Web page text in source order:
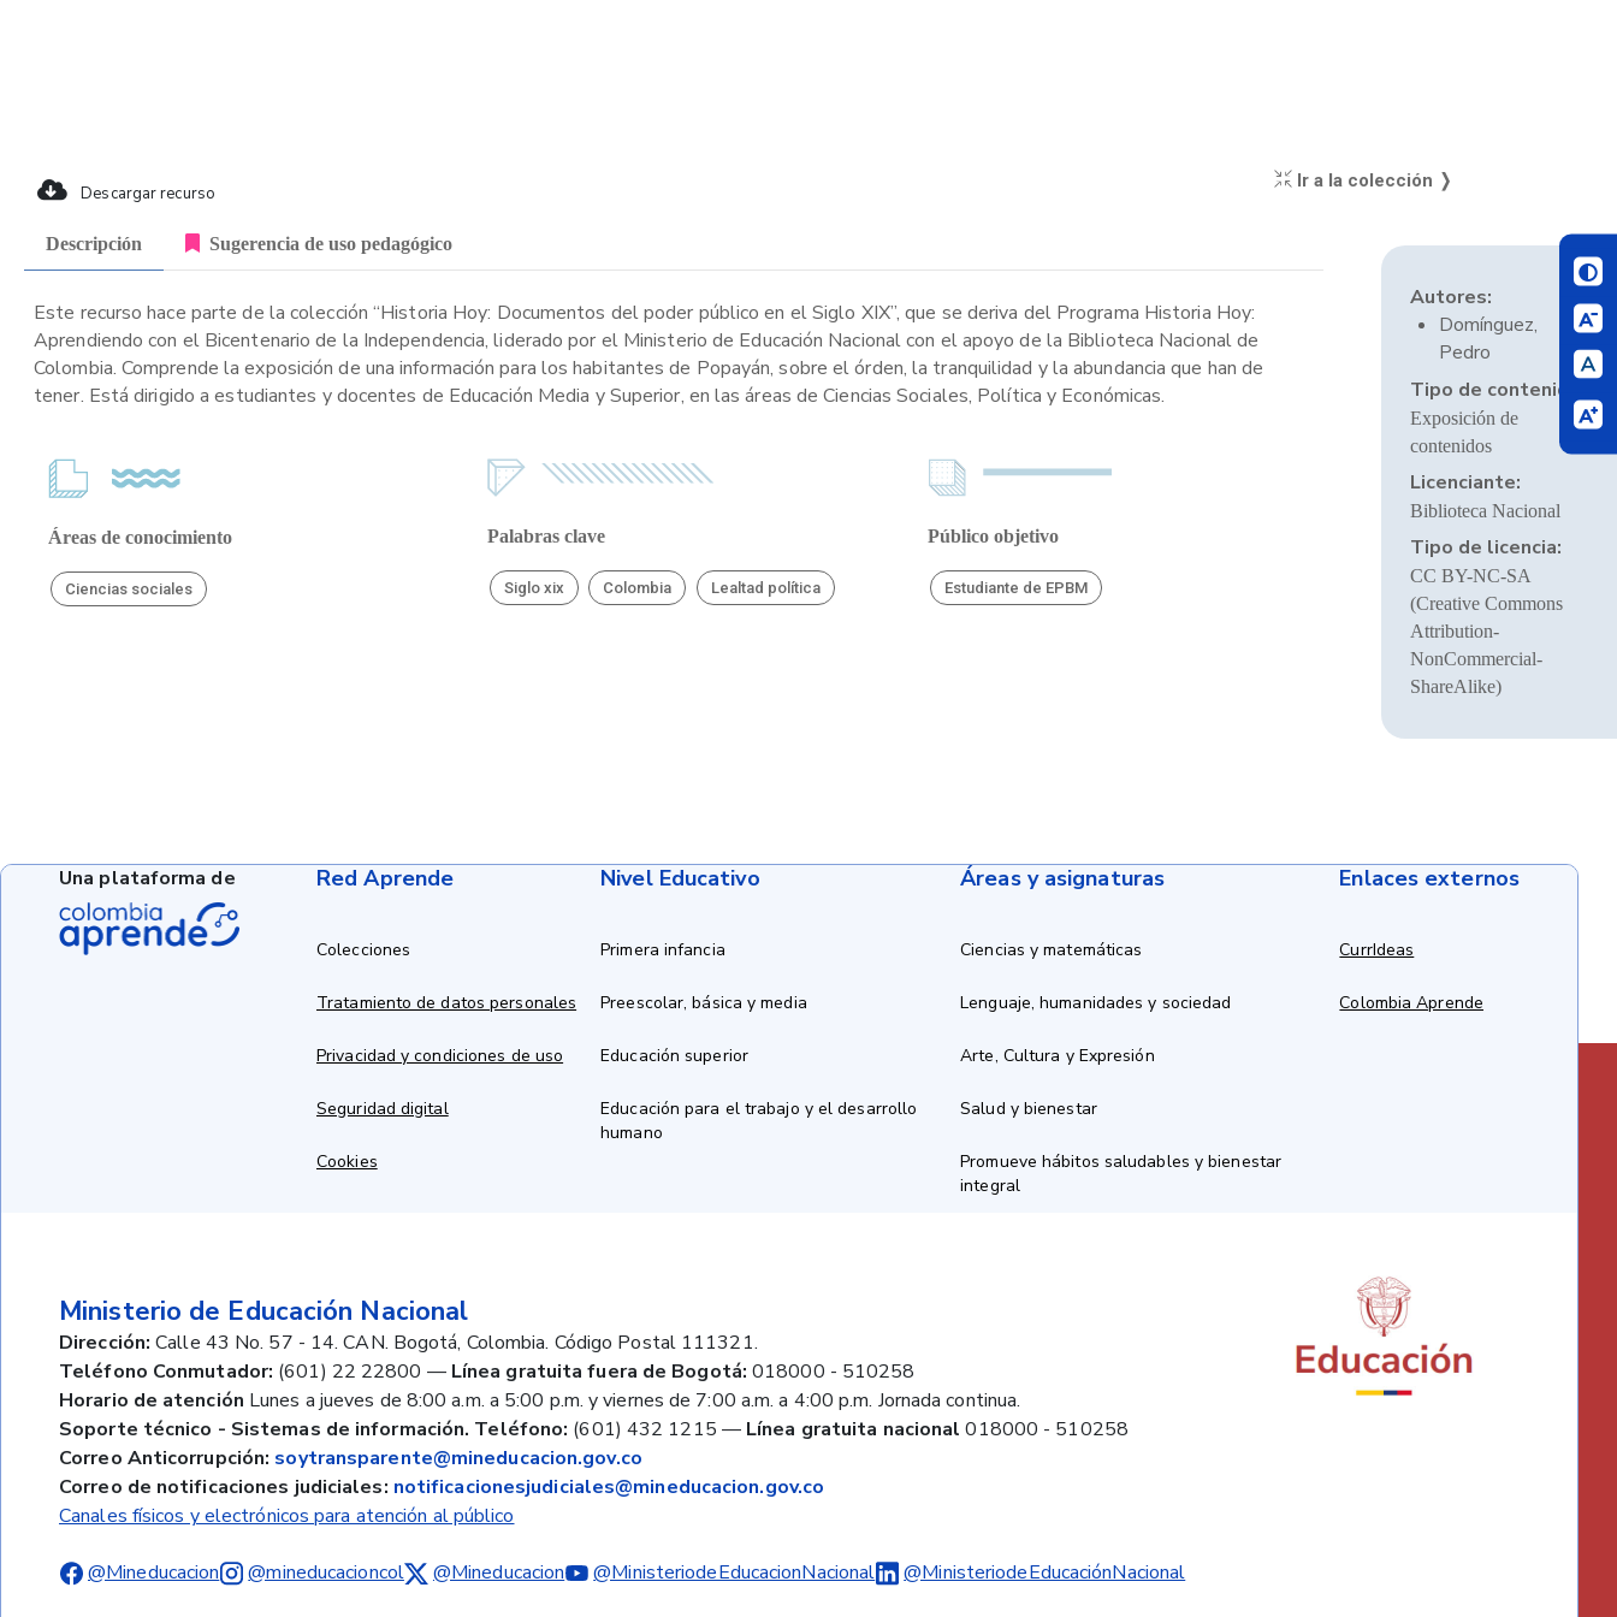
Descargar recurso
Ir a la colección ❭
Descripción Sugerencia de uso pedagógico
Este recurso hace parte de la colección “Historia Hoy: Documentos del poder público en el Siglo XIX”, que se deriva del Programa Historia Hoy:
Aprendiendo con el Bicentenario de la Independencia, liderado por el Ministerio de Educación Nacional con el apoyo de la Biblioteca Nacional de
Colombia. Comprende la exposición de una información para los habitantes de Popayán, sobre el órden, la tranquilidad y la abundancia que han de
tener. Está dirigido a estudiantes y docentes de Educación Media y Superior, en las áreas de Ciencias Sociales, Política y Económicas.
Áreas de conocimiento
Ciencias sociales
Palabras clave
Siglo xix Colombia Lealtad política
Público objetivo
Estudiante de EPBM
Autores:
Domínguez,
Pedro
Tipo de contenido:
Exposición de
contenidos
Licenciante:
Biblioteca Nacional
Tipo de licencia:
CC BY-NC-SA
(Creative Commons
Attribution-
NonCommercial-
ShareAlike)
Red Aprende
Colecciones
Tratamiento de datos personales
Privacidad y condiciones de uso
Seguridad digital
Cookies
Nivel Educativo
Primera infancia
Preescolar, básica y media
Educación superior
Educación para el trabajo y el desarrollo
humano
Áreas y asignaturas
Ciencias y matemáticas
Lenguaje, humanidades y sociedad
Arte, Cultura y Expresión
Salud y bienestar
Promueve hábitos saludables y bienestar
integral
Enlaces externos
CurrIdeas
Colombia Aprende
Ministerio de Educación Nacional
Dirección: Calle 43 No. 57 - 14. CAN. Bogotá, Colombia. Código Postal 111321.
Teléfono Conmutador: (601) 22 22800 — Línea gratuita fuera de Bogotá: 018000 - 510258
Horario de atención Lunes a jueves de 8:00 a.m. a 5:00 p.m. y viernes de 7:00 a.m. a 4:00 p.m. Jornada continua.
Soporte técnico - Sistemas de información. Teléfono: (601) 432 1215 — Línea gratuita nacional 018000 - 510258
Correo Anticorrupción: soytransparente@mineducacion.gov.co
Correo de notificaciones judiciales: notificacionesjudiciales@mineducacion.gov.co
Canales físicos y electrónicos para atención al público
@Mineducacion @mineducacioncol @Mineducacion @MinisteriodeEducacionNacional @MinisteriodeEducaciónNacional
Una plataforma de